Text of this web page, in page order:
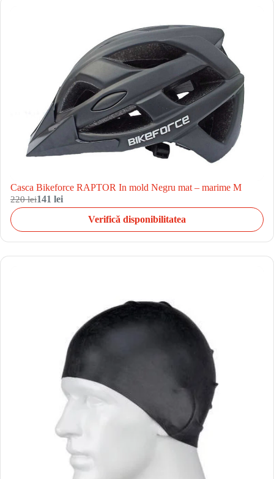
Casca Bikeforce RAPTOR In mold Negru mat – marime M
220 lei141 lei
Verifică disponibilitatea